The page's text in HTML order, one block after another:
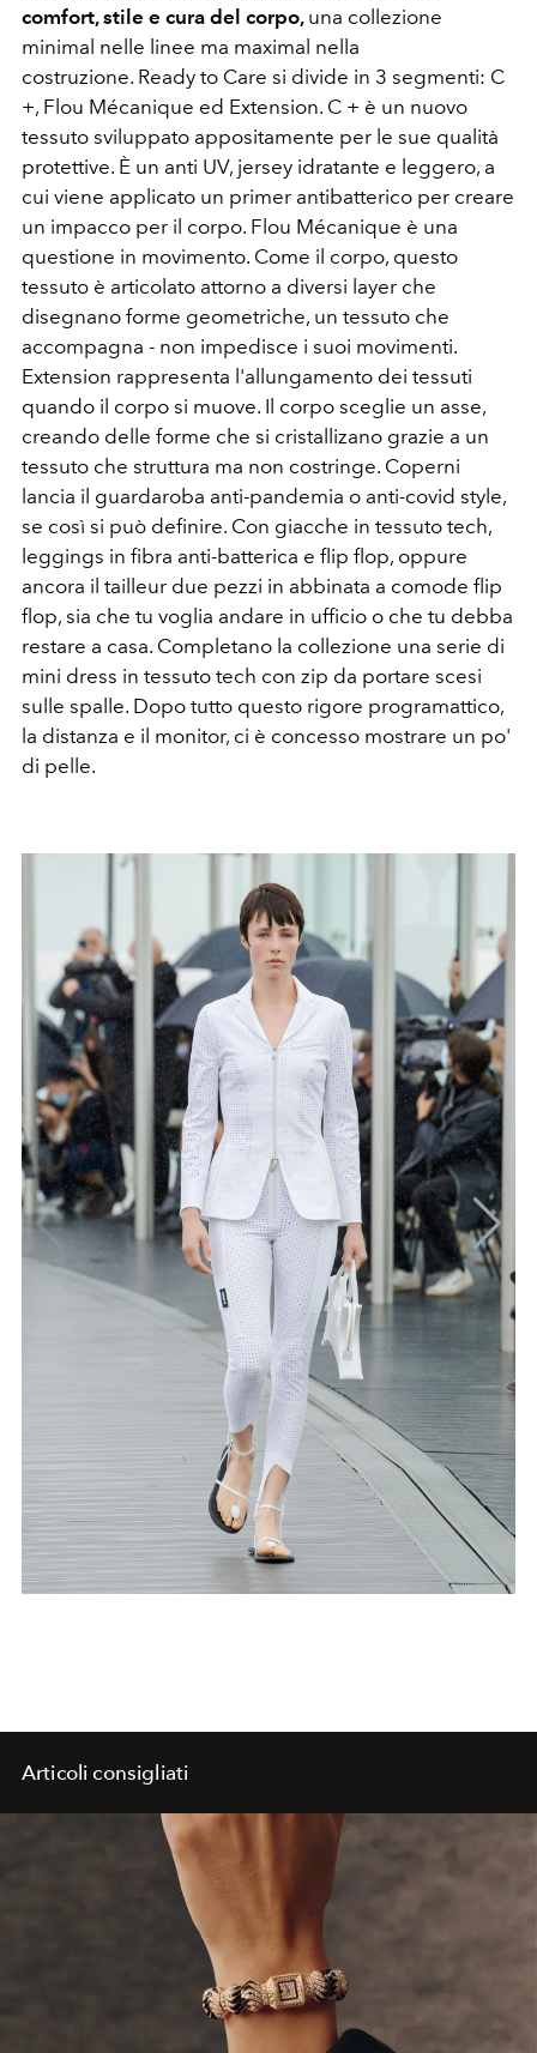
comfort, stile e cura del corpo, una collezione
minimal nelle linee ma maximal nella
costruzione. Ready to Care si divide in 3 segmenti: C
+, Flou Mécanique ed Extension. C + è un nuovo
tessuto sviluppato appositamente per le sue qualità
protettive. È un anti UV, jersey idratante e leggero, a
cui viene applicato un primer antibatterico per creare
un impacco per il corpo. Flou Mécanique è una
questione in movimento. Come il corpo, questo
tessuto è articolato attorno a diversi layer che
disegnano forme geometriche, un tessuto che
accompagna - non impedisce i suoi movimenti.
Extension rappresenta l'allungamento dei tessuti
quando il corpo si muove. Il corpo sceglie un asse,
creando delle forme che si cristallizano grazie a un
tessuto che struttura ma non costringe. Coperni
lancia il guardaroba anti-pandemia o anti-covid style,
se così si può definire. Con giacche in tessuto tech,
leggings in fibra anti-batterica e flip flop, oppure
ancora il tailleur due pezzi in abbinata a comode flip
flop, sia che tu voglia andare in ufficio o che tu debba
restare a casa. Completano la collezione una serie di
mini dress in tessuto tech con zip da portare scesi
sulle spalle. Dopo tutto questo rigore programattico,
la distanza e il monitor, ci è concesso mostrare un po'
di pelle.
Articoli consigliati